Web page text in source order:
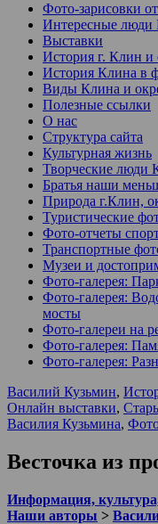
Фото-зарисовки
Интересные люди
Выставки
История г. Клин и
История Клина в
Виды Клина и
Полезные ссылки
О нас
Структура сайта
Культурная жизнь
Творческие люди
Братья наши
Природа г.Клин,
Туристические
Фото-отчеты
Транспортные
Музеи и
Фото-галерея:
Фото-галерея:
мосты
Фото-галереи на
Фото-галерея:
Фото-галерея:
Василий Кузьмин,
Онлайн выставки,
Василия Кузьмина,
Весточка из
Информация,
Наши авторы >